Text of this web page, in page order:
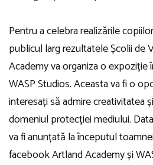
Pentru a celebra realizările
publicul larg rezultatele Școlii de
Academy va organiza o
WASP Studios. Aceasta va fi o
interesați să admire creativitatea
domeniul protecției mediului.
va fi anunțată la începutul
facebookArtland Academyși